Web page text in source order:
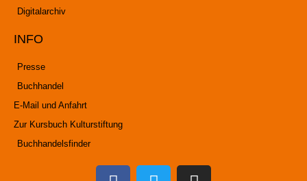
Digitalarchiv
INFO
Presse
Buchhandel
E-Mail und Anfahrt
Zur Kursbuch Kulturstiftung
Buchhandelsfinder